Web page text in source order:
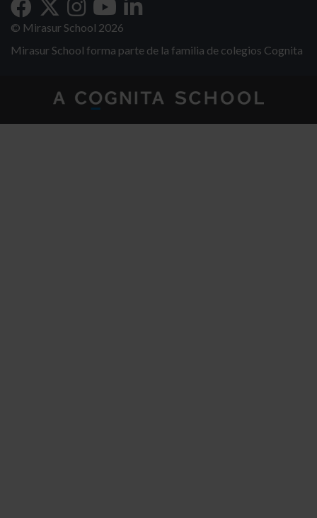
© Mirasur School 2026
Mirasur School forma parte de la familia de colegios Cognita